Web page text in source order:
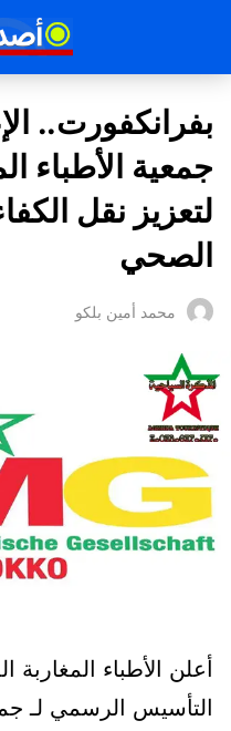
بفرانكفورت..
جمعية الأطباء
لتعزيز نقل
الصحي
محمد أمين بلكو
أعلن الأطباء المغاربة
التأسيس الرسمي لـ